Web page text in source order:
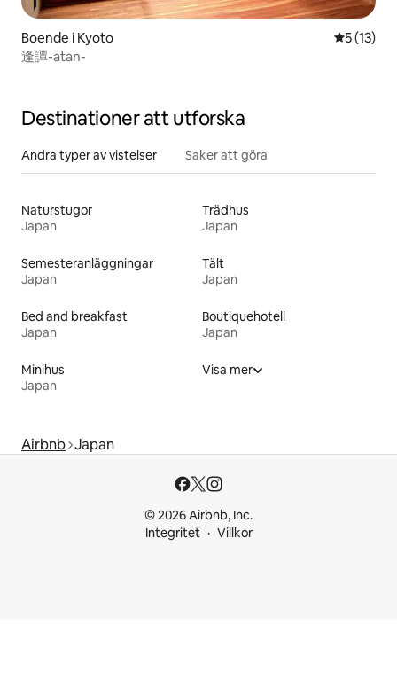
Boende i Kyoto 5 av 5 i
5 (13)
逢譚-atan-
Destinationer att utforska
Andra typer av vistelser Saker att göra
Naturstugor
Japan
Trädhus
Japan
Semesteranläggningar
Japan
Tält
Japan
Bed and breakfast
Japan
Boutiquehotell
Japan
Minihus
Japan
Visa mer
Airbnb Japan
© 2026 Airbnb, Inc.
Integritet
Villkor